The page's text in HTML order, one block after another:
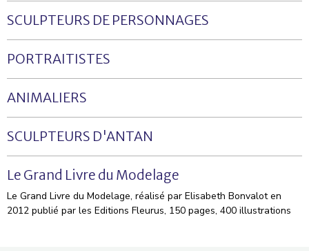
SCULPTEURS DE PERSONNAGES
PORTRAITISTES
ANIMALIERS
SCULPTEURS D'ANTAN
Le Grand Livre du Modelage
Le Grand Livre du Modelage, réalisé par Elisabeth Bonvalot en
2012 publié par les Editions Fleurus, 150 pages, 400 illustrations